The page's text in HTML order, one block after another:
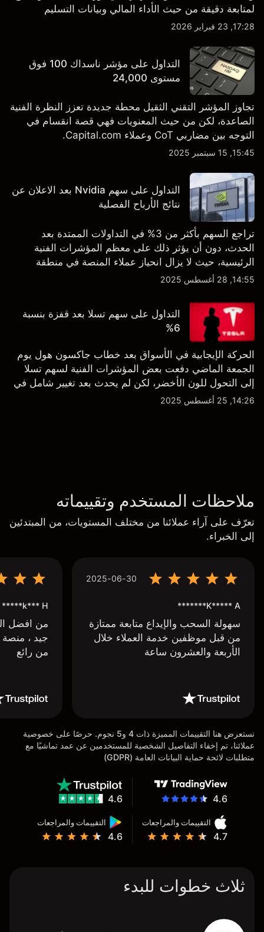
لمتابعة دقيقة من حيث الأداء المالي وبيانات التسليم
والتطورات في التكنولوجيا والتصنيع. استكشف أهداف أسعار
17:28, 23 فبراير 2026
التداول على مؤشر ناسداك 100 فوق
مستوى 24,000
تجاوز المؤشر التقني الثقيل محطة جديدة تعزز النظرة الفنية
الصاعدة، لكن من حيث المعنويات فهي قصة انقسام في
التوجه بين مضاربي CoT وعملاء Capital.com.
15:45, 15 سبتمبر 2025
التداول على سهم Nvidia بعد الاعلان عن
نتائج الأرباح الفصلية
تراجع السهم بأكثر من 3% في التداولات الممتدة بعد
الحدث، دون أن يؤثر ذلك على معظم المؤشرات الفنية
الرئيسية، حيث لا يزال انحياز عملاء المنصة في منطقة
الشراء المفرط.
14:55, 28 أغسطس 2025
التداول على سهم تسلا بعد قفزة بنسبة
6%
الحركة الإيجابية في الأسواق بعد خطاب جاكسون هول يوم
الجمعة الماضي دفعت بعض المؤشرات الفنية لسهم تسلا
إلى التحول للون الأخضر، لكن لم يحدث بعد تغيير شامل في
النظرة الفنية سواء على الإطار اليومي أو الأسبوعي.
14:26, 25 أغسطس 2025
ملاحظات المستخدم وتقييماته
تعرّف على آراء عملائنا من مختلف المستويات، من المبتدئين
إلى الخبراء.
2025-06-30
K***** A*******
سهولة السحب والإيداع متابعة ممتازة
من قبل موظفين خدمة العملاء خلال
الأربعة والعشرون ساعة
k*** H*****
من افضل
جيد ،
من رائع
نستعرض هنا التقييمات المميزة ذات 4 و5 نجوم. حرصًا على خصوصية
عملائنا، تم إخفاء التفاصيل الشخصية للمستخدمين عن عمد تماشيًا مع
متطلبات لائحة حماية البيانات العامة (GDPR)
4.6
التقييمات والمراجعات
4.7
التقييمات والمراجعات
4.6
4.6
ثلاث خطوات للبدء